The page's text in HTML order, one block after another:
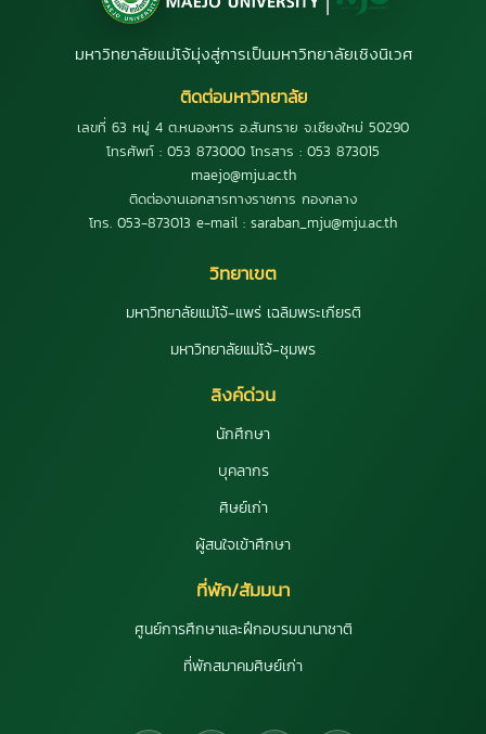
มหาวิทยาลัยแม่โจ้มุ่งสู่การเป็นมหาวิทยาลัยเชิงนิเวศ
ติดต่อมหาวิทยาลัย
เลขที่ 63 หมู่ 4 ต.หนองหาร อ.สันทราย จ.เชียงใหม่ 50290
โทรศัพท์ : 053 873000 โทรสาร : 053 873015
maejo@mju.ac.th
ติดต่องานเอกสารทางราชการ กองกลาง
โทร. 053-873013 e-mail : saraban_mju@mju.ac.th
วิทยาเขต
มหาวิทยาลัยแม่โจ้-แพร่ เฉลิมพระเกียรติ
มหาวิทยาลัยแม่โจ้-ชุมพร
ลิงค์ด่วน
นักศึกษา
บุคลากร
ศิษย์เก่า
ผู้สนใจเข้าศึกษา
ที่พัก/สัมมนา
ศูนย์การศึกษาและฝึกอบรมนานาชาติ
ที่พักสมาคมศิษย์เก่า